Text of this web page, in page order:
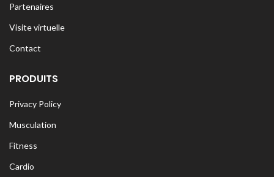
Partenaires
Visite virtuelle
Contact
PRODUITS
Privacy Policy
Musculation
Fitness
Cardio